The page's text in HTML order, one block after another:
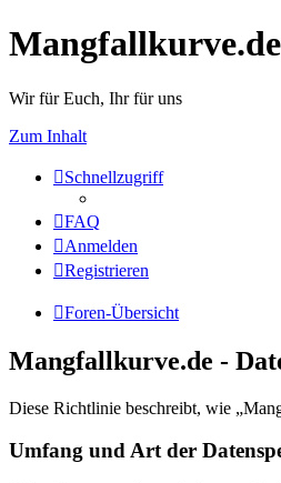
Mangfallkurve.de
Wir für Euch, Ihr für uns
Zum Inhalt
Schnellzugriff
FAQ
Anmelden
Registrieren
Foren-Übersicht
Mangfallkurve.de -
Diese Richtlinie beschreibt, wie
Umfang und Art der